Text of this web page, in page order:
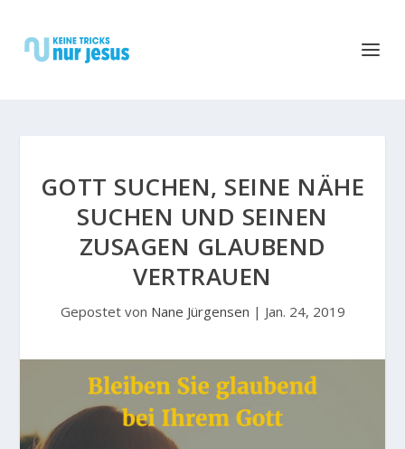
GOTT SUCHEN, SEINE NÄHE
SUCHEN UND SEINEN
ZUSAGEN GLAUBEND
VERTRAUEN
Gepostet von Nane Jürgensen | Jan. 24, 2019